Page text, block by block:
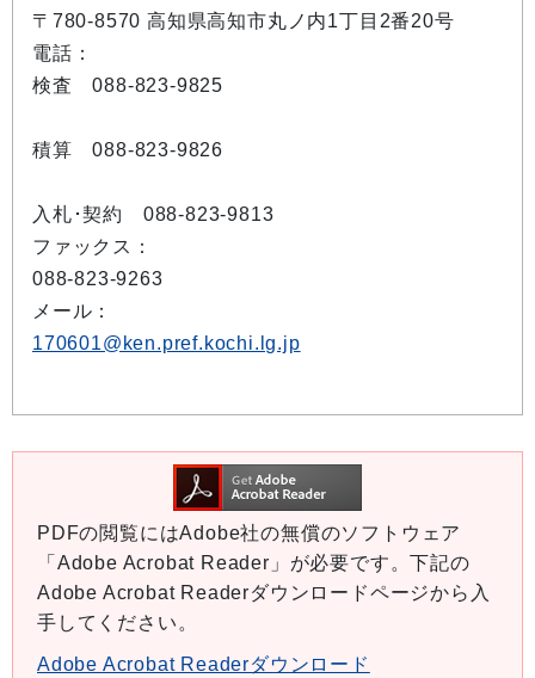
〒780-8570 高知県高知市丸ノ内1丁目2番20号
電話：
検査 088-823-9825
積算 088-823-9826
入札･契約 088-823-9813
ファックス：
088-823-9263
メール：
170601@ken.pref.kochi.lg.jp
PDFの閲覧にはAdobe社の無償のソフトウェア
「Adobe Acrobat Reader」が必要です。下記の
Adobe Acrobat Readerダウンロードページから入
手してください。
Adobe Acrobat Readerダウンロード